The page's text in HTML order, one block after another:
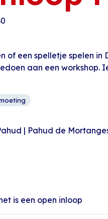
of een spelletje spelen
aan een workshop.
| Pahud de
is een open inloop